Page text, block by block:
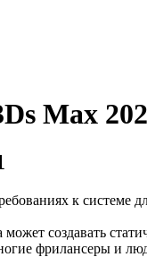
Max
к системе
создавать
фрилансеры и